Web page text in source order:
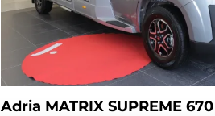
Adria MATRIX SUPREME